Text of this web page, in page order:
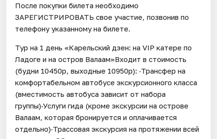
После покупки билета необходимо
ЗАРЕГИСТРИРОВАТЬ свое участие, позвонив по
телефону указанному на билете.
Тур на 1 день «Карельский дзен: на VIP катере по
Ладоге и на остров Валаам»Входит в стоимость
(будни 10450р, выходные 10950р): ·Трансфер на
комфортабельном автобусе экскурсионного класса
(вместимость автобуса зависит от набора
группы)·Услуги гида (кроме экскурсии на острове
Валаам, которая бронируется и оплачивается
отдельно)·Трассовая экскурсия на протяжении всей